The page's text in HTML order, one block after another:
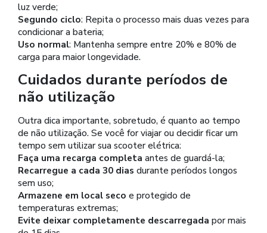
luz verde;
Segundo ciclo: Repita o processo mais duas vezes para
condicionar a bateria;
Uso normal: Mantenha sempre entre 20% e 80% de
carga para maior longevidade.
Cuidados durante períodos de
não utilização
Outra dica importante, sobretudo, é quanto ao tempo
de não utilização. Se você for viajar ou decidir ficar um
tempo sem utilizar sua scooter elétrica:
Faça uma recarga completa antes de guardá-la;
Recarregue a cada 30 dias durante períodos longos
sem uso;
Armazene em local seco e protegido de
temperaturas extremas;
Evite deixar completamente descarregada por mais